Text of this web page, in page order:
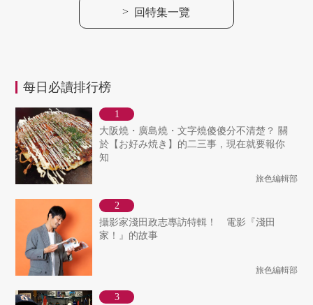
> 回特集一覽
每日必讀排行榜
大阪燒・廣島燒・文字燒傻傻分不清楚？ 關
於【お好み焼き】的二三事，現在就要報你
知
旅色編輯部
攝影家淺田政志專訪特輯！ 電影『淺田
家！』的故事
旅色編輯部